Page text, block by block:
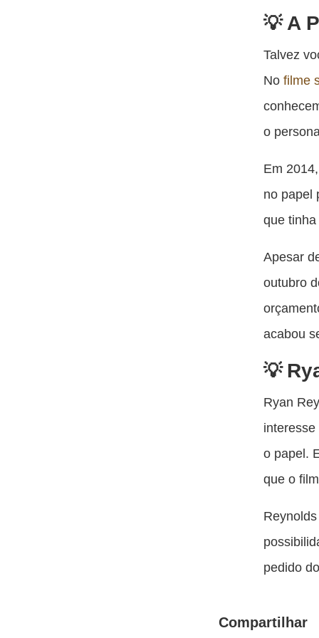
A
Talvez
Nofilme
o
Em
no papel
que
Apesar
outubro
acabou
Ryan
o papel.
que o
pedido
Compartilhar